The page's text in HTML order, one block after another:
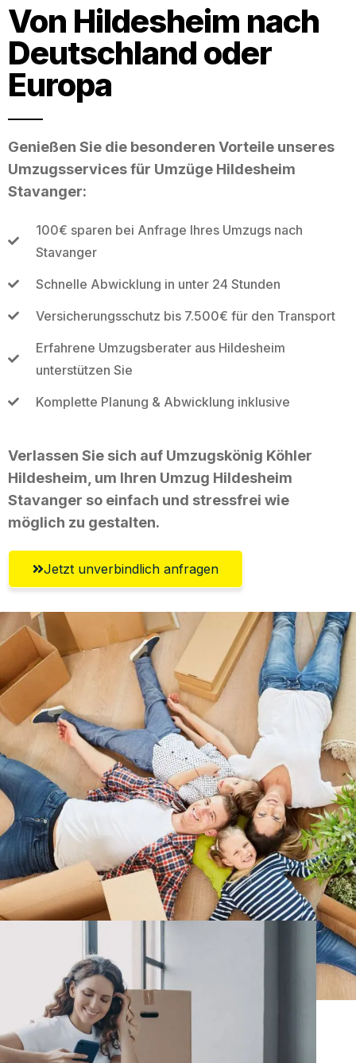
Von Hildesheim nach
Deutschland oder
Europa
Genießen Sie die besonderen Vorteile unseres
Umzugsservices für Umzüge Hildesheim
Stavanger:
100€ sparen bei Anfrage Ihres Umzugs nach
Stavanger
Schnelle Abwicklung in unter 24 Stunden
Versicherungsschutz bis 7.500€ für den Transport
Erfahrene Umzugsberater aus Hildesheim
unterstützen Sie
Komplette Planung & Abwicklung inklusive
Verlassen Sie sich auf Umzugskönig Köhler
Hildesheim, um Ihren Umzug Hildesheim
Stavanger so einfach und stressfrei wie
möglich zu gestalten.
Jetzt unverbindlich anfragen